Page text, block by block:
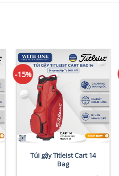
-15%
Túi gậy Titleist Cart 14
Bag